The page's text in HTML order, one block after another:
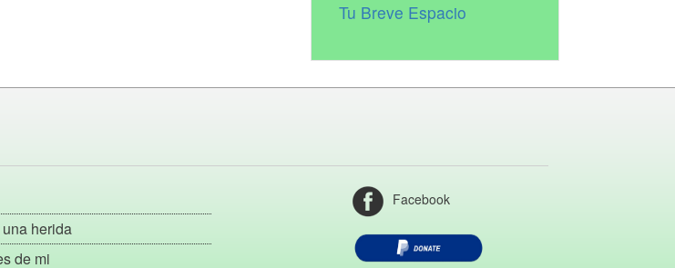
Tu Breve Espacio
herida
de mi
Facebook